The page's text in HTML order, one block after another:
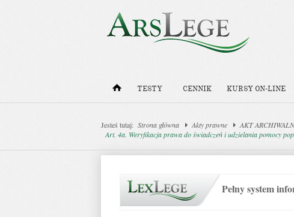
TESTY CENNIK KURSY ON-LINE
Jesteś tutaj: Strona główna Akty prawne AKT
Art. 4a. Weryfikacja prawa do świadczeń i udzielania pomocy
Pełny system